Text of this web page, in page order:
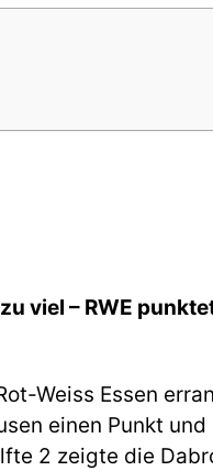
viel – RWE
Weiss Essen
einen Punkt
2 zeigte die